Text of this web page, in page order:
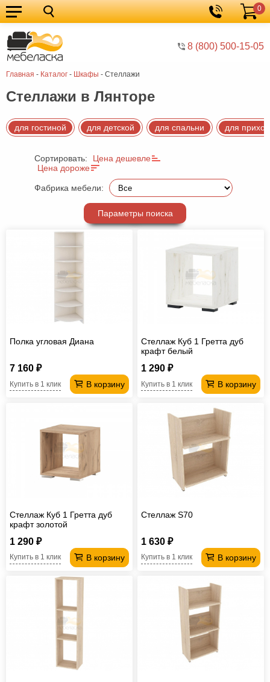
8 (800) 500-15-05
Корзина
0
Главная - Каталог - Шкафы - Стеллажи
Кухонные
гарнитуры
Мебель
для
кухни
Мебель
для
спальни
Кровати
Шкафы
Диваны
мебель
Детская
мебель
Мебель
компьютер
для
Мебель
Кресла-
Косметологическое
оборудование
Стеллажи в Лянторе
для гостиной для детской для спальни для
Сортировать:
Цена дешевле
Цена дороже
Фабрика мебели:
Параметры поиска
Полка угловая Диана
7 160 ₽
В корзину
Купить в 1 клик
Стеллаж Куб 1 Гретта дуб
крафт белый
1 290 ₽
В корзину
Купить в 1 клик
Стеллаж Куб 1 Гретта дуб
крафт золотой
1 290 ₽
В корзину
Купить в 1 клик
Стеллаж S70
1 630 ₽
В корзину
Купить в 1 клик